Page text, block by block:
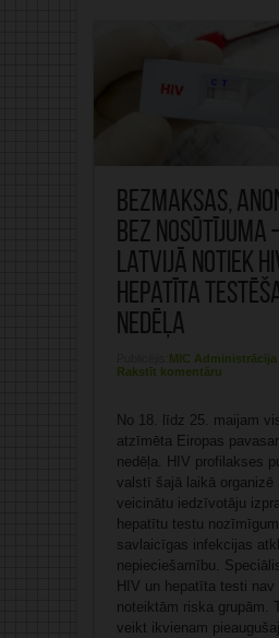
Bezmaksas,
bez
Latvijā notiek
hepatīta
nedēļa
MIC Administrācija
Rakstīt komentāru
No 18. līdz 25. maijam
atzīmēta Eiropas
nedēļa. HIV profilakses
valstī šajā laikā organizē
veicinātu iedzīvotāju
hepatītu testu
savlaicīgas infekcijas
nepieciešamību.
HIV un hepatīta testi
noteiktām riska grupām.
veikt ikvienam